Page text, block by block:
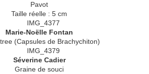
Pavot
Taille réelle : 5 cm
Marie-Noëlle Fontan
(Capsules de Brachychiton)
Séverine Cadier
Graine de souci